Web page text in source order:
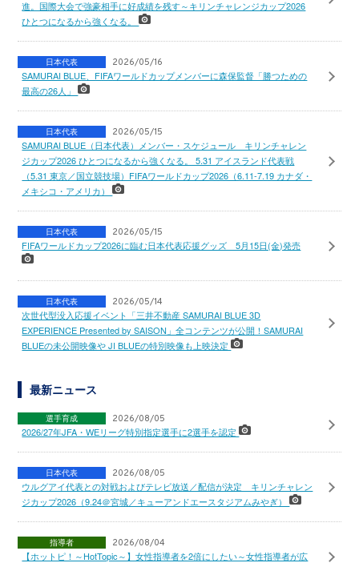
進。国際大会で強豪相手に好成績を残す～キリンチャレンジカップ2026
ひとつになるから強くなる。
日本代表 2026/05/16
SAMURAI BLUE、FIFAワールドカップメンバーに森保監督「勝つための
最高の26人」
日本代表 2026/05/15
SAMURAI BLUE（日本代表）メンバー・スケジュール キリンチャレン
ジカップ2026 ひとつになるから強くなる。 5.31 アイスランド代表戦
（5.31 東京／国立競技場）FIFAワールドカップ2026（6.11-7.19 カナダ・
メキシコ・アメリカ）
日本代表 2026/05/15
FIFAワールドカップ2026に臨む日本代表応援グッズ 5月15日(金)発売
日本代表 2026/05/14
次世代型没入応援イベント「三井不動産 SAMURAI BLUE 3D
EXPERIENCE Presented by SAISON」全コンテンツが公開！SAMURAI
BLUEの未公開映像や JI BLUEの特別映像も上映決定
最新ニュース
選手育成 2026/08/05
2026/27年JFA・WEリーグ特別指定選手に2選手を認定
日本代表 2026/08/05
ウルグアイ代表との対戦およびテレビ放送／配信が決定 キリンチャレン
ジカップ2026（9.24＠宮城／キューアンドエースタジアムみやぎ）
指導者 2026/08/04
【ホットピ！～HotTopic～】女性指導者を2倍にしたい～女性指導者が広